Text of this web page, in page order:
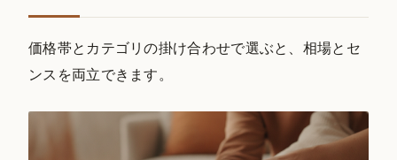
価格帯とカテゴリの掛け合わせで選ぶと、相場とセ
ンスを両立できます。